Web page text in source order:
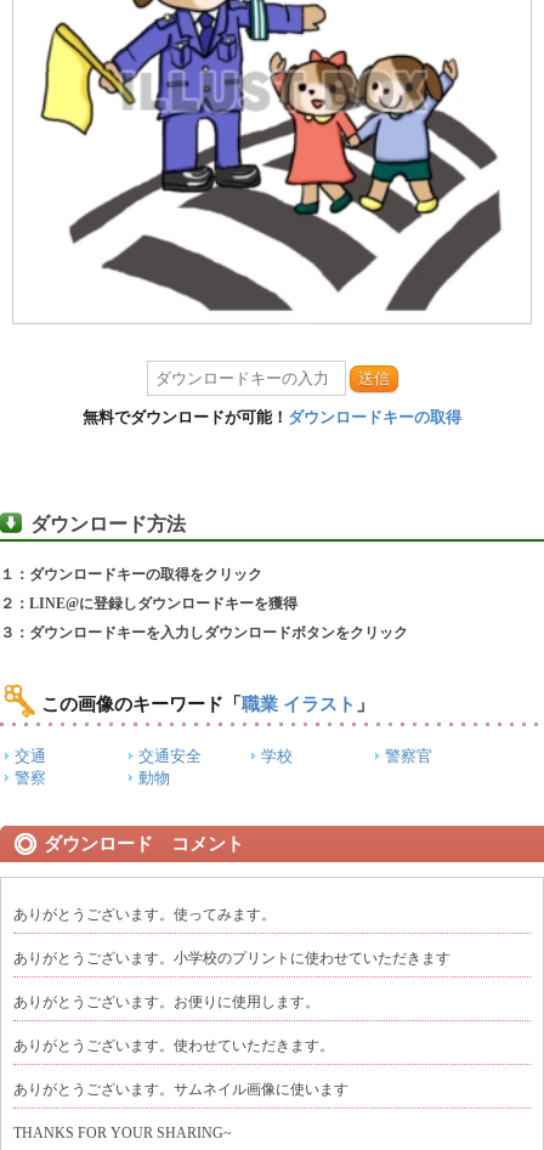
送信
無料でダウンロードが可能！ ダウンロードキーの取得
ダウンロード方法
１：ダウンロードキーの取得をクリック
２：LINE@に登録しダウンロードキーを獲得
３：ダウンロードキーを入力しダウンロードボタンをクリック
この画像のキーワード 「 職業 イラスト 」
交通 交通安全 学校
警察官
警察
動物
ダウンロード コメント
ありがとうございます。使ってみます。
ありがとうございます。小学校のプリントに使わせていただきます
ありがとうございます。お便りに使用します。
ありがとうございます。使わせていただきます。
ありがとうございます。サムネイル画像に使います
THANKS FOR YOUR SHARING~